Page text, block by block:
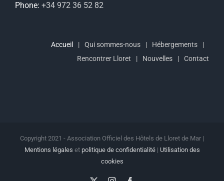
Phone: +34 972 36 52 82
Accueil Qui sommes-nous
Hébergements
Rencontrer Lloret
Nouvelles Contact
Copyright 2021 - Association Officiel des Hôtels de Lloret de Mar |
Mentions légales et politique de confidentialité| Utilisation des
cookies